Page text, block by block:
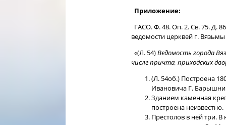
Приложение:
ГАСО. Ф. 48. Оп. 2. Св. 75. Д.
ведомости церквей г. Вязьмы
«(Л. 54)Ведомость города
числе причта, приходских
(Л. 54об.) Построена
Ивановича Г.
Зданием каменная
построена неизвестно.
Престолов в ней три.